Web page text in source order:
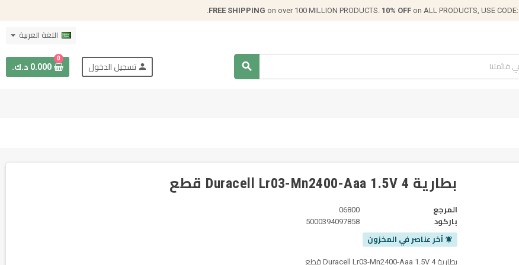
FREE SHIPPING on over 100 MILLION PRODUCTS. 10% OFF on ALL PRODUCTS, USE CODE:
.
اللغة العربية
search
person تسجيل الدخول
0
0.000 د.ك.
بطارية Duracell Lr03-Mn2400-Aaa 1.5V 4 قطع
المرجع
06800
باركود
5000394097858
notifications_active آخر عناصر في المخزون
بطارية Duracell Lr03-Mn2400-Aaa 1.5V 4 قطع